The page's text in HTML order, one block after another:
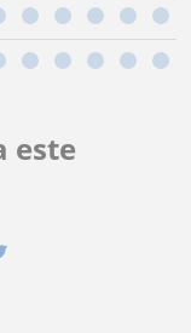
este